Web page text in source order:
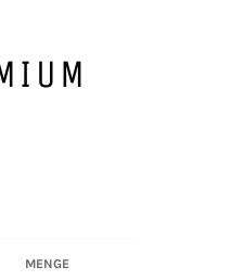
MENGE